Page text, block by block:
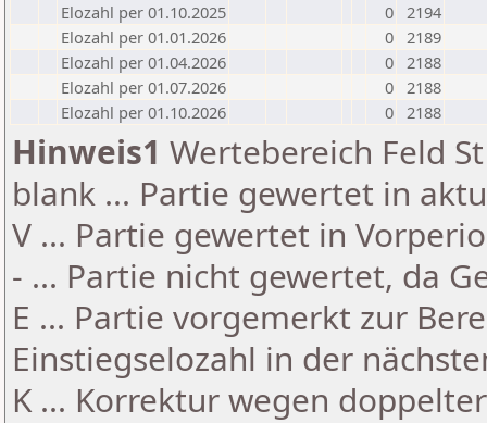
Elozahl per 01.10.2025
0 2194
Elozahl per 01.01.2026
0 2189
Elozahl per 01.04.2026
0 2188
Elozahl per 01.07.2026
0 2188
Elozahl per 01.10.2026
0 2188
Hinweis1 Wertebereich Feld
blank ... Partie gewertet in
V ... Partie gewertet in
- ... Partie nicht gewertet, da
E ... Partie vorgemerkt zur
Einstiegselozahl in der
K ... Korrektur wegen